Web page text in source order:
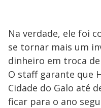
Na verdade, ele foi
se tornar mais um
dinheiro em troca
O staff garante que
Cidade do Galo até
ficar para o ano